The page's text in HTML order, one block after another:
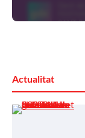
Actualitat